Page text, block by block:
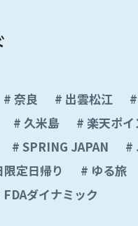
奈良 出雲松江
久米島 楽天ポイ
SPRING JAPAN
限定日帰り ゆる旅
FDAダイナミック